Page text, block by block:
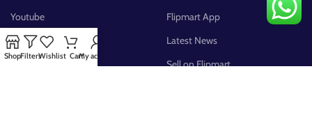
Youtube
Pinterest
FB Group
Flipmart App
Latest News
Sell on Flipmart
ShopFiltersWishlist CartMy account